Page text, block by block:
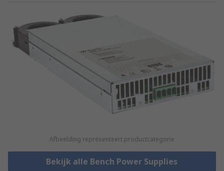
Afbeelding representeert productcategorie
Bekijk alle Bench Power Supplies